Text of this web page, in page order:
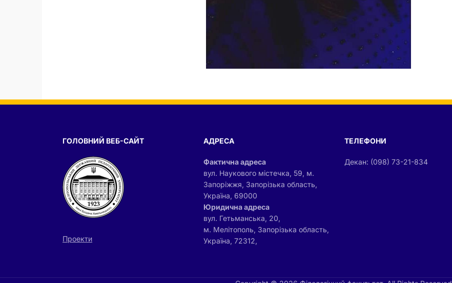
ГОЛОВНИЙ ВЕБ-САЙТ
Проекти
АДРЕСА
Фактична адреса
вул. Наукового містечка, 59, м.
Запоріжжя, Запорізька область,
Україна, 69000
Юридична адреса
вул. Гетьманська, 20,
м. Мелітополь, Запорізька область,
Україна, 72312,
ТЕЛЕФОНИ
Декан: (098) 73-21-834